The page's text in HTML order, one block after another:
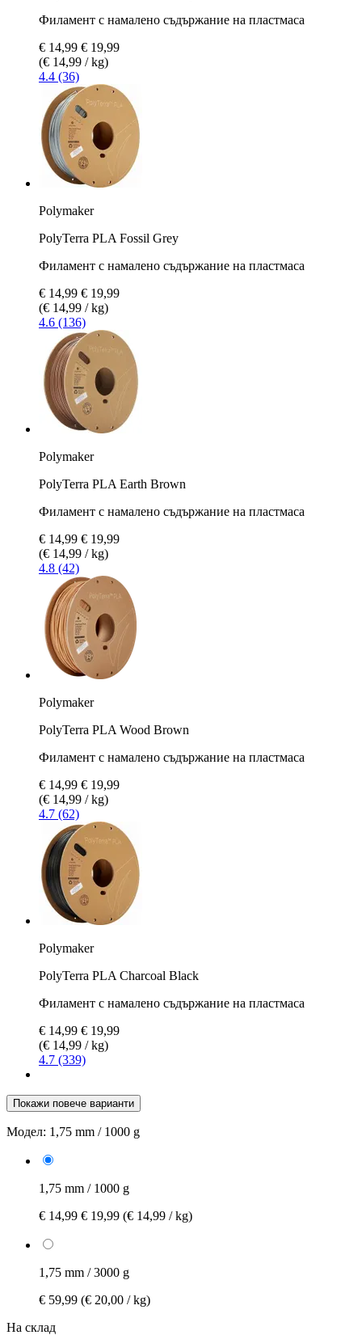
Филамент с намалено съдържание на пластмаса
€ 14,99 € 19,99
(€ 14,99 / kg)
4.4 (36)
Polymaker
PolyTerra PLA Fossil Grey
Филамент с намалено съдържание на пластмаса
€ 14,99 € 19,99
(€ 14,99 / kg)
4.6 (136)
Polymaker
PolyTerra PLA Earth Brown
Филамент с намалено съдържание на пластмаса
€ 14,99 € 19,99
(€ 14,99 / kg)
4.8 (42)
Polymaker
PolyTerra PLA Wood Brown
Филамент с намалено съдържание на пластмаса
€ 14,99 € 19,99
(€ 14,99 / kg)
4.7 (62)
Polymaker
PolyTerra PLA Charcoal Black
Филамент с намалено съдържание на пластмаса
€ 14,99 € 19,99
(€ 14,99 / kg)
4.7 (339)
Покажи повече варианти
Модел: 1,75 mm / 1000 g
1,75 mm / 1000 g
€ 14,99 € 19,99 (€ 14,99 / kg)
1,75 mm / 3000 g
€ 59,99 (€ 20,00 / kg)
На склад